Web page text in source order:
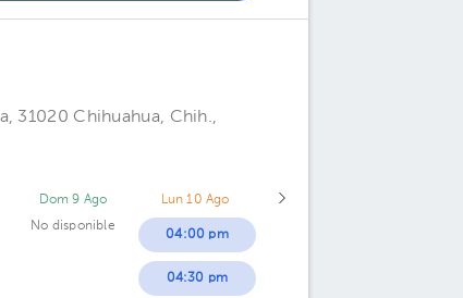
31020 Chihuahua, Chih.,
Dom 9 Ago
No disponible
Lun 10 Ago
04:00 pm
04:30 pm